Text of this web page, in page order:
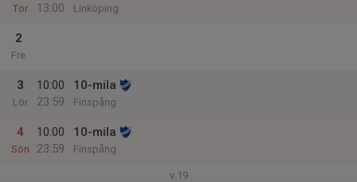
Tor
13:00
Linköping
2
Fre
3
Lör
10:00
23:59
10-mila
Finspång
4
Sön
10:00
23:59
10-mila
Finspång
v.19